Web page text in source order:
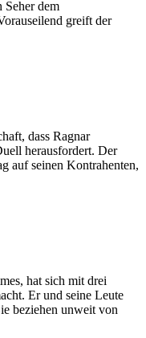
Seher dem
greift der
dass Ragnar
herausfordert. Der
auf seinen Kontrahenten,
hat sich mit drei
Er und seine Leute
beziehen unweit von